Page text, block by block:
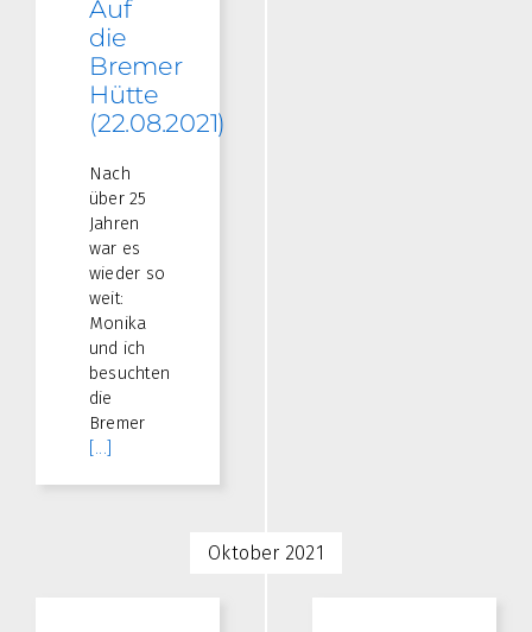
Auf
die
Bremer
Hütte
(22.08.2021)
Nach
über 25
Jahren
war es
wieder so
weit:
Monika
und ich
besuchten
die
Bremer
[...]
Oktober 2021